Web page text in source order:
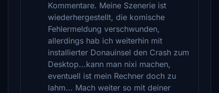
Kommentare. Meine Szenerie ist
wiederhergestellt, die komische
Fehlermeldung verschwunden,
allerdings hab ich weiterhin mit
installierter Donauinsel den Crash zum
Desktop...kann man nixi machen,
eventuell ist mein Rechner doch zu
lahm... Mach weiter so mit deiner